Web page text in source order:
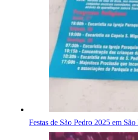
Festas de São Pedro 2025 em